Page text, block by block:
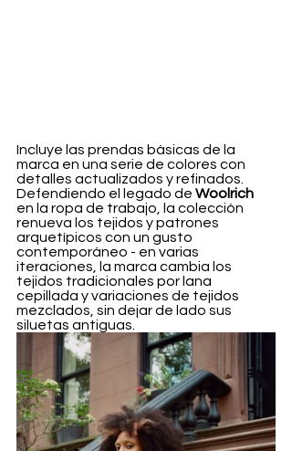
Incluye las prendas básicas de la
marca en una serie de colores con
detalles actualizados y refinados.
Defendiendo el legado de Woolrich
en la ropa de trabajo, la colección
renueva los tejidos y patrones
arquetípicos con un gusto
contemporáneo - en varias
iteraciones, la marca cambia los
tejidos tradicionales por lana
cepillada y variaciones de tejidos
mezclados, sin dejar de lado sus
siluetas antiguas.